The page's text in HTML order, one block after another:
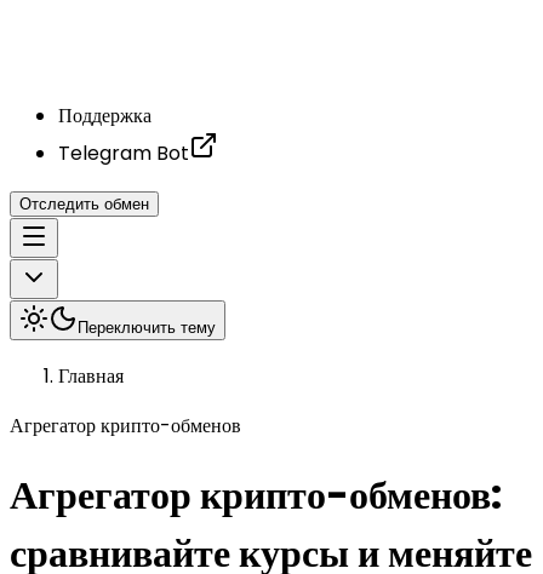
Поддержка
Telegram Bot
Отследить обмен
Переключить тему
Главная
Агрегатор крипто-обменов
Агрегатор крипто-обменов:
сравнивайте курсы и меняйте